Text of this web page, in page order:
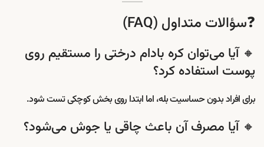
❓سؤالات متداول (FAQ)
🔸 آیا می‌توان کره بادام درختی را مستقیم روی
پوست استفاده کرد؟
برای افراد بدون حساسیت بله، اما ابتدا روی بخش کوچکی تست شود.
🔸 آیا مصرف آن باعث چاقی یا جوش می‌شود؟